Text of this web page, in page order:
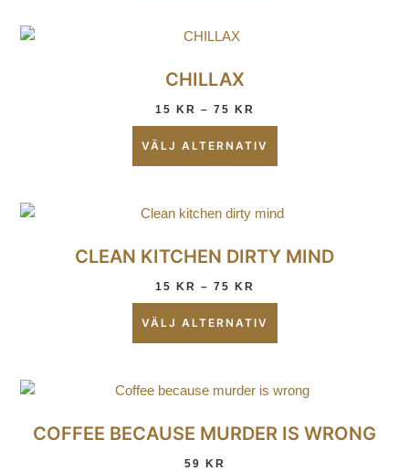
CHILLAX
15 KR – 75 KR
VÄLJ ALTERNATIV
CLEAN KITCHEN DIRTY MIND
15 KR – 75 KR
VÄLJ ALTERNATIV
COFFEE BECAUSE MURDER IS WRONG
59 KR